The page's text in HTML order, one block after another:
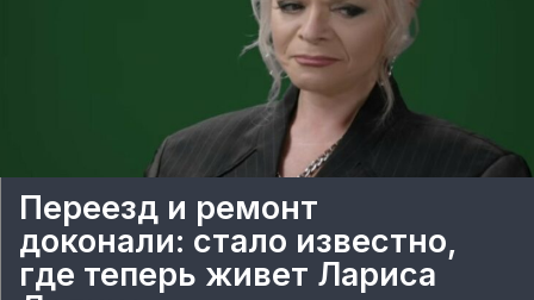
Переезд и ремонт
доконали: стало известно,
где теперь живет Лариса